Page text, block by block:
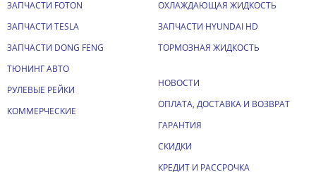
ЗАПЧАСТИ FOTON
ЗАПЧАСТИ TESLA
ЗАПЧАСТИ DONG FENG
ТЮНИНГ АВТО
РУЛЕВЫЕ РЕЙКИ
КОММЕРЧЕСКИЕ
ОХЛАЖДАЮЩАЯ ЖИДКОСТЬ
ЗАПЧАСТИ HYUNDAI HD
ТОРМОЗНАЯ ЖИДКОСТЬ
НОВОСТИ
ОПЛАТА, ДОСТАВКА И ВОЗВРАТ
ГАРАНТИЯ
СКИДКИ
КРЕДИТ И РАССРОЧКА